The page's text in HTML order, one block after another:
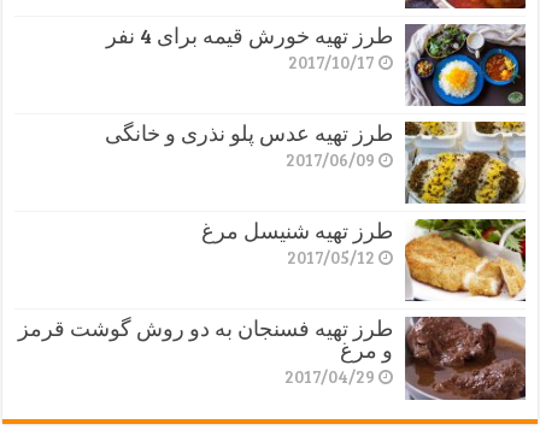
طرز تهیه خورش قیمه برای 4 نفر
2017/10/17
طرز تهیه عدس پلو نذری و خانگی
2017/06/09
طرز تهیه شنیسل مرغ
2017/05/12
طرز تهیه فسنجان به دو روش گوشت قرمز
و مرغ
2017/04/29